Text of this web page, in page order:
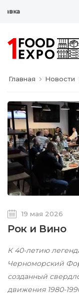
Главная Новости
19 мая 2026
Рок и Вино
К 40-летию
Черноморский
созданный
движения 1980-